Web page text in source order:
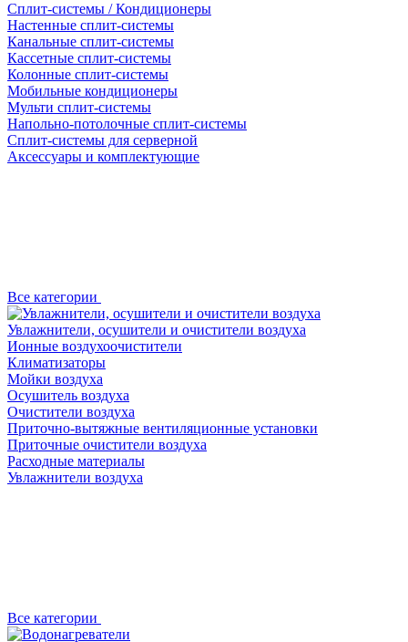
Сплит-системы / Кондиционеры
Настенные сплит-системы
Канальные сплит-системы
Кассетные сплит-системы
Колонные сплит-системы
Мобильные кондиционеры
Мульти сплит-системы
Напольно-потолочные сплит-системы
Сплит-системы для серверной
Аксессуары и комплектующие
Все категории
Увлажнители, осушители и очистители воздуха
Ионные воздухоочистители
Климатизаторы
Мойки воздуха
Осушитель воздуха
Очистители воздуха
Приточно-вытяжные вентиляционные установки
Приточные очистители воздуха
Расходные материалы
Увлажнители воздуха
Все категории